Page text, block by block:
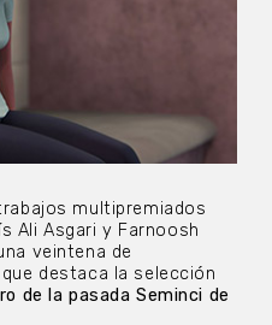
multipremiados
Ali Asgari y Farnoosh
veintena de
destaca la selección
de la pasada Seminci de